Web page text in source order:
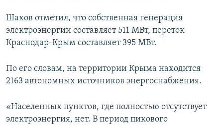
Шахов отметил, что собственная генерация
электроэнергии составляет 511 МВт, переток
Краснодар-Крым составляет 395 МВт.
По его словам, на территории Крыма находится
2163 автономных источников энергоснабжения.
«Населенных пунктов, где полностью отсутствует
электроэнергия, нет. В период пикового